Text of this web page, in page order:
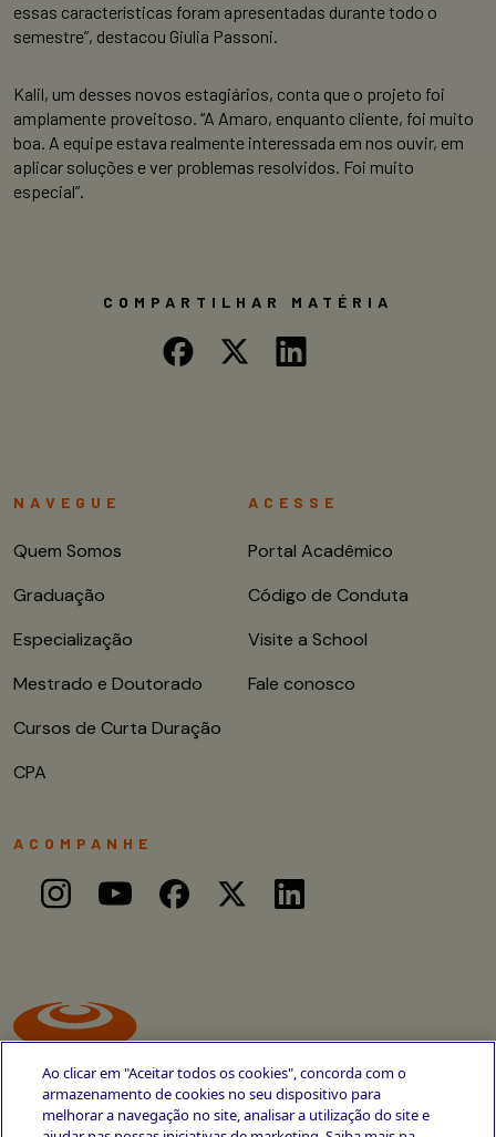
essas características foram apresentadas durante todo o
semestre”, destacou Giulia Passoni.
Kalil, um desses novos estagiários, conta que o projeto foi
amplamente proveitoso. “A Amaro, enquanto cliente, foi muito
boa. A equipe estava realmente interessada em nos ouvir, em
aplicar soluções e ver problemas resolvidos. Foi muito
especial”.
COMPARTILHAR MATÉRIA
NAVEGUE
Quem Somos
Graduação
Especialização
Mestrado e Doutorado
Cursos de Curta Duração
CPA
ACESSE
Portal Acadêmico
Código de Conduta
Visite a School
Fale conosco
ACOMPANHE
Ao clicar em "Aceitar todos os cookies", concorda com o
armazenamento de cookies no seu dispositivo para
melhorar a navegação no site, analisar a utilização do site e